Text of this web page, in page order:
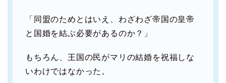
「同盟のためとはいえ、わざわざ帝国の皇帝
と国婚を結ぶ必要があるのか？」
もちろん、王国の民がマリの結婚を祝福しな
いわけではなかった。